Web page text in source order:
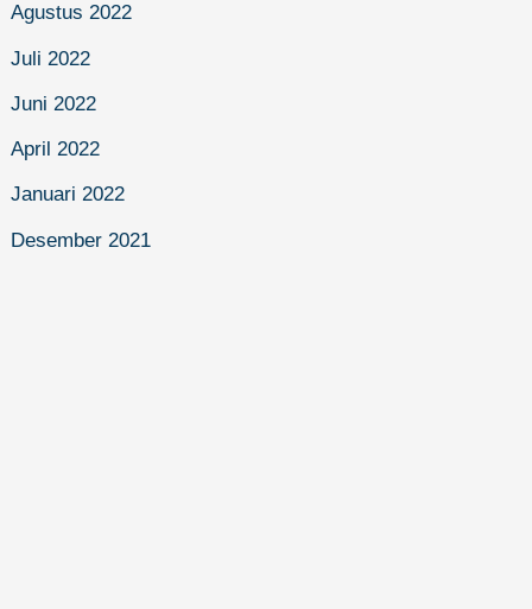
Agustus 2022
Juli 2022
Juni 2022
April 2022
Januari 2022
Desember 2021